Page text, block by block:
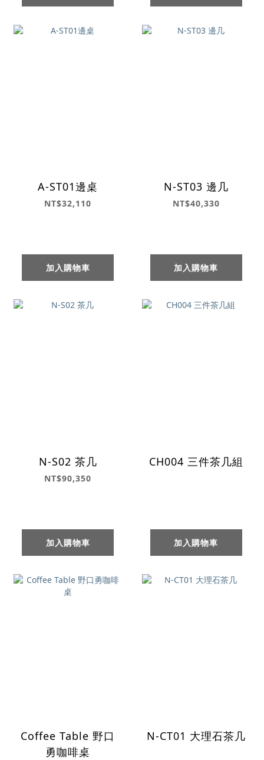
A-ST01邊桌
NT$32,110
加入購物車
N-ST03 邊几
NT$40,330
加入購物車
N-S02 茶几
NT$90,350
加入購物車
CH004 三件茶几組
加入購物車
Coffee Table 野口
勇咖啡桌
N-CT01 大理石茶几